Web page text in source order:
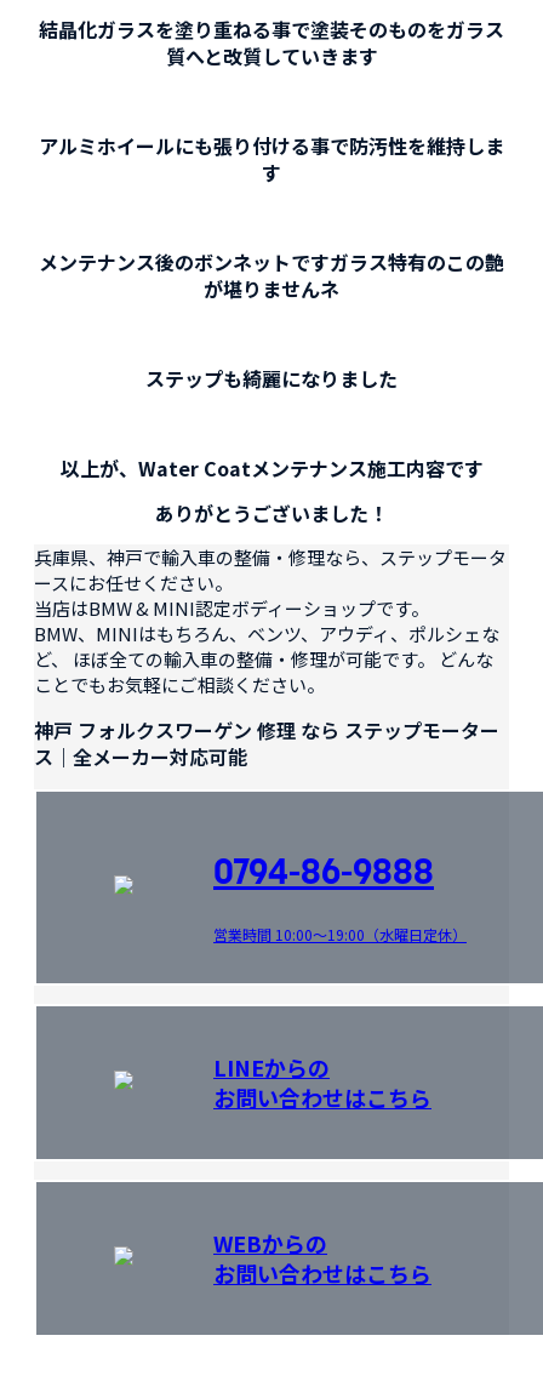
結晶化ガラスを塗り重ねる事で塗装そのものをガラス
質へと改質していきます
アルミホイールにも張り付ける事で防汚性を維持しま
す
メンテナンス後のボンネットですガラス特有のこの艶
が堪りませんネ
ステップも綺麗になりました
以上が、Water Coatメンテナンス施工内容です
ありがとうございました！
兵庫県、神戸で輸入車の整備・修理なら、ステップモータ
ースにお任せください。
当店はBMW & MINI認定ボディーショップです。
BMW、MINIはもちろん、ベンツ、アウディ、ポルシェな
ど、 ほぼ全ての輸入車の整備・修理が可能です。 どんな
ことでもお気軽にご相談ください。
神戸 フォルクスワーゲン 修理 なら ステップモーター
ス｜全メーカー対応可能
0794-86-9888
営業時間 10:00～19:00（水曜日定休）
LINEからの
お問い合わせはこちら
WEBからの
お問い合わせはこちら